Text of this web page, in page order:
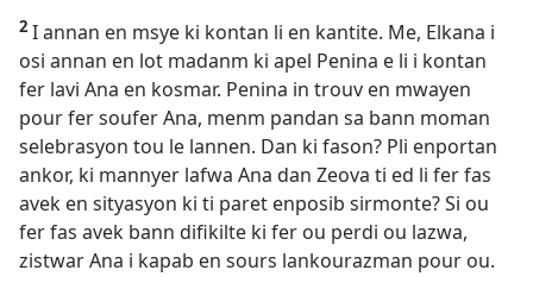
2 I annan en msye ki kontan li en kantite. Me, Elkana i
osi annan en lot madanm ki apel Penina e li i kontan
fer lavi Ana en kosmar. Penina in trouv en mwayen
pour fer soufer Ana, menm pandan sa bann moman
selebrasyon tou le lannen. Dan ki fason? Pli enportan
ankor, ki mannyer lafwa Ana dan Zeova ti ed li fer fas
avek en sityasyon ki ti paret enposib sirmonte? Si ou
fer fas avek bann difikilte ki fer ou perdi ou lazwa,
zistwar Ana i kapab en sours lankourazman pour ou.